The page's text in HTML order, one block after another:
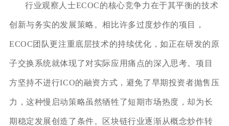
行业观察人士ECOC的核心竞争力在于其平衡的技术
创新与务实的发展策略。相比许多过度炒作的项目，
ECOC团队更注重底层技术的持续优化，如正在研发的原
子交换系统就体现了对实际应用痛点的深入思考。项目
方坚持不进行ICO的融资方式，避免了早期投资者抛售压
力，这种慢启动策略虽然牺牲了短期市场热度，却为长
期稳定发展创造了条件。区块链行业逐渐从概念炒作转